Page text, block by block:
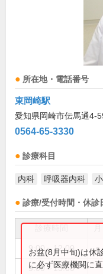
所在地・電話番号
東岡崎駅
愛知県岡崎市伝馬通4-
0564-65-3330
診療科目
内科 呼吸器内科
診療/受付時間・休診
9:00～12:00 ●
9:00～13:00
お盆(8月中旬)は休
に必ず医療機関に